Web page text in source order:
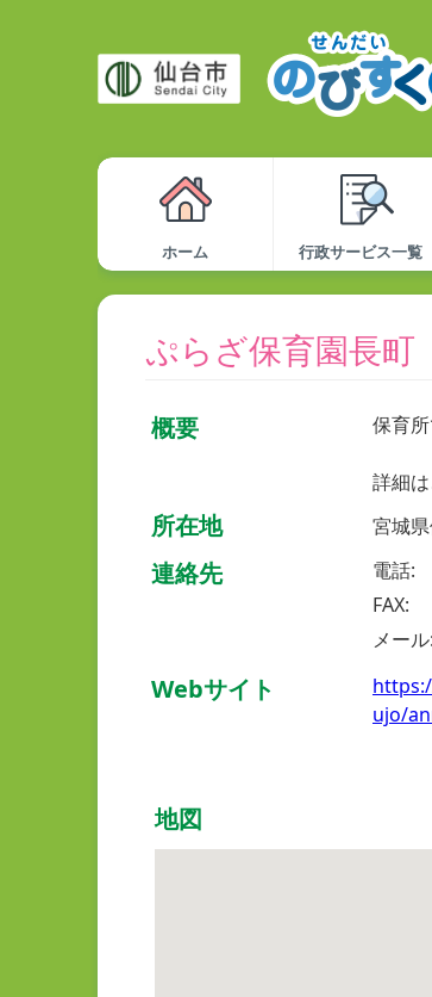
ホーム 行政サービス一覧
ぷらざ保育園長町
概要 保育所
詳細
所在地 宮城
連絡先 電話:
FAX:
メール:
Webサイト
ujo/
地図